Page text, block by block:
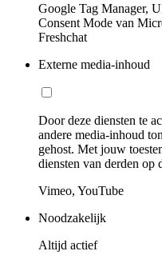
Google Tag Manager,
Consent Mode van
Freshchat
Externe media-inhoud
Door deze diensten te
andere media-inhoud
gehost. Met jouw
diensten van derden op
Vimeo, YouTube
Noodzakelijk
Altijd actief